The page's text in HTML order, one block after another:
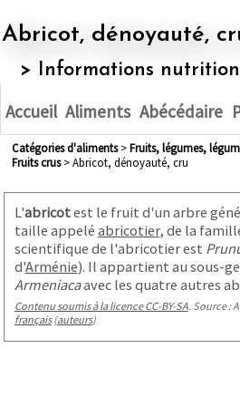
Abricot, dénoyauté,
> Informations
Accueil Aliments Abécédaire
Catégories d'aliments> fruits, légumes,
fruits crus> Abricot, dénoyauté, cru
L'abricotest le fruit d'un arbre
taille appelé abricotier, de la
scientifique de l'abricotier est
d'Arménie). Il appartient au sous-
Armeniacaavec les quatre autres
Contenu soumis à la licence CC-BY-SA. Source :
français(auteurs)